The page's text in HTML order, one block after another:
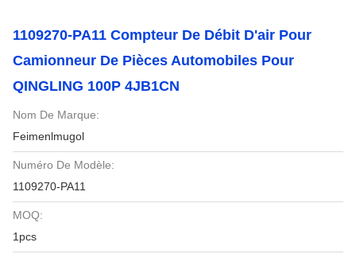
1109270-PA11 Compteur De Débit D'air Pour
Camionneur De Pièces Automobiles Pour
QINGLING 100P 4JB1CN
Nom De Marque:
Feimenlmugol
Numéro De Modèle:
1109270-PA11
MOQ:
1pcs